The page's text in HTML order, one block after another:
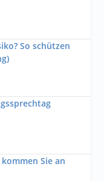
So schützen
Sie an